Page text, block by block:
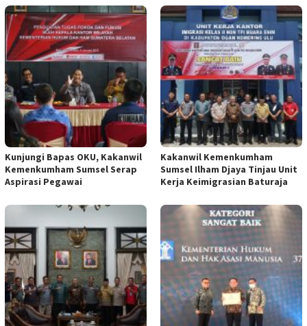
Kunjungi Bapas OKU, Kakanwil
Kemenkumham Sumsel Serap
Aspirasi Pegawai
Kakanwil Kemenkumham
Sumsel Ilham Djaya Tinjau Unit
Kerja Keimigrasian Baturaja